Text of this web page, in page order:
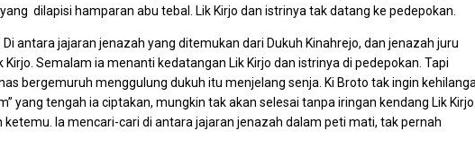
dilapisi hamparan abu tebal. Lik Kirjo dan istrinya tak datang ke pedepokan.
antara jajaran jenazah yang ditemukan dari Dukuh Kinahrejo, dan jenazah juru
Semalam ia menanti kedatangan Lik Kirjo dan istrinya di pedepokan. Tapi
bergemuruh menggulung dukuh itu menjelang senja. Ki Broto tak ingin
yang tengah ia ciptakan, mungkin tak akan selesai tanpa iringan kendang Lik
Ia mencari-cari di antara jajaran jenazah dalam peti mati, tak pernah